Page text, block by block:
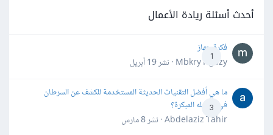
أحدث أسئلة ريادة الأعمال
1
فكرة جهاز
Mbkry Hgazy · نشر
19 أبريل
3
ما هي أفضل التقنيات الحديثة المستخدمة للكشف عن السرطان
في مراحله المبكرة؟
Abdelaziz Tahir · نشر
8 مارس